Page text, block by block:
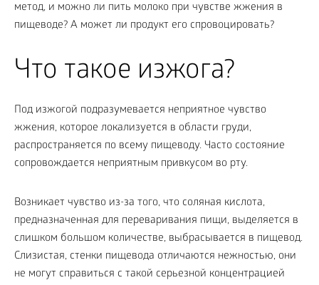
метод, и можно ли пить молоко при чувстве жжения в
пищеводе? А может ли продукт его спровоцировать?
Что такое изжога?
Под изжогой подразумевается неприятное чувство
жжения, которое локализуется в области груди,
распространяется по всему пищеводу. Часто состояние
сопровождается неприятным привкусом во рту.
Возникает чувство из-за того, что соляная кислота,
предназначенная для переваривания пищи, выделяется в
слишком большом количестве, выбрасывается в пищевод.
Слизистая, стенки пищевода отличаются нежностью, они
не могут справиться с такой серьезной концентрацией